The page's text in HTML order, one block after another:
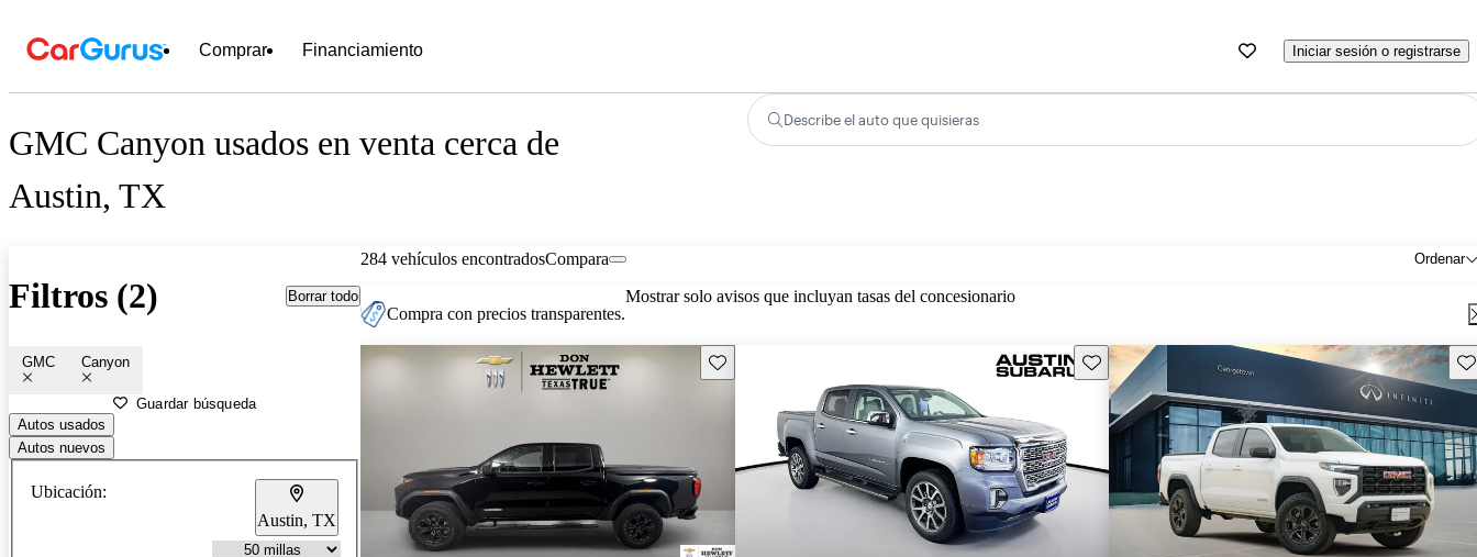
Comprar Financiamiento Iniciar sesión o registrarse
GMC Canyon usados en venta cerca de
Austin, TX
Describe el auto que quisieras
Filtros (2) Borrar todo
GMC Canyon
Guardar búsqueda
Autos usados
Autos nuevos
Ubicación:
Austin, TX
284 vehículos encontrados Ordenar
Compara
Compra con precios transparentes.
Mostrar solo avisos que incluyan tasas del concesionario
Guarda este Aviso Guarda este Aviso